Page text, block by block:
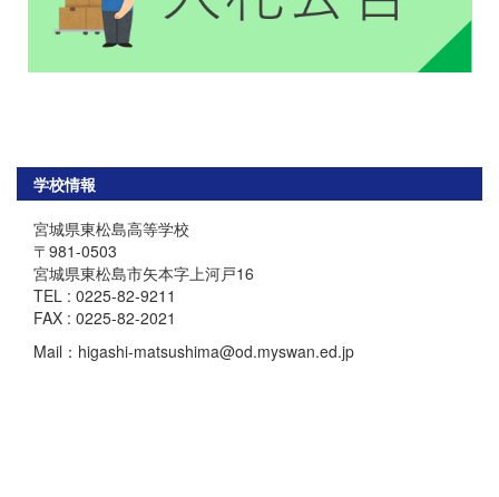
学校情報
宮城県東松島高等学校
〒981-0503
宮城県東松島市矢本字上河戸16
TEL : 0225-82-9211
FAX : 0225-82-2021
Mail：higashi-matsushima@od.myswan.ed.jp